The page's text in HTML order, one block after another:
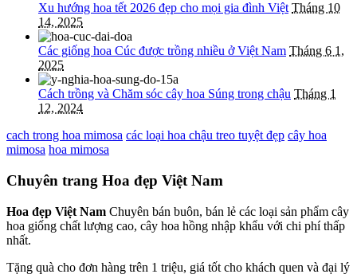
Xu hướng hoa tết 2026 đẹp cho mọi gia đình Việt Tháng 10
14, 2025
Các giống hoa Cúc được trồng nhiều ở Việt Nam Tháng 6 1,
2025
Cách trồng và Chăm sóc cây hoa Súng trong chậu Tháng 1
12, 2024
cach trong hoa mimosa các loại hoa chậu treo tuyệt đẹp cây hoa
mimosa hoa mimosa
Chuyên trang Hoa đẹp Việt Nam
Hoa đẹp Việt Nam Chuyên bán buôn, bán lẻ các loại sản phẩm cây
hoa giống chất lượng cao, cây hoa hồng nhập khẩu với chi phí thấp
nhất.
Tặng quà cho đơn hàng trên 1 triệu, giá tốt cho khách quen và đại lý